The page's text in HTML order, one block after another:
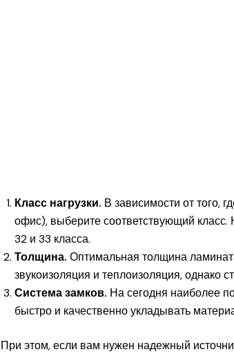
Класс нагрузки. В зависимости от того,
офис), выберите соответствующий
32 и 33 класса.
Толщина. Оптимальная толщина
звукоизоляция и теплоизоляция, однако
Система замков. На сегодня наиболее
быстро и качественно укладывать
При этом, если вам нужен надежный